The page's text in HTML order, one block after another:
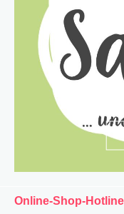
Online-Shop-Hotline